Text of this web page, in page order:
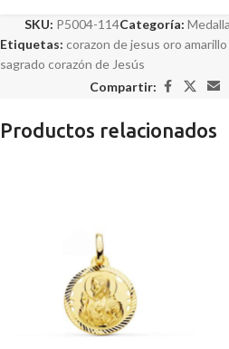
SKU: P5004-114Categoría:
Etiquetas: corazon de jesus oro
sagrado corazón de Jesús
Compartir:
Productos relacionados